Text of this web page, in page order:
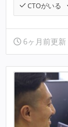
CTOがいる
6ヶ月前更新